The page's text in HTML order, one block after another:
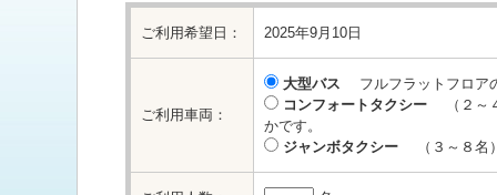
ご利用希望日： 2025年9月10日
ご利用車両：
大型バス フルフラットフロア
コンフォートタクシー（２～４
かです。
ジャンボタクシー（３～８名）